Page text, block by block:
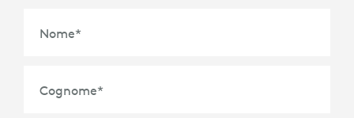
Nome*
Cognome*